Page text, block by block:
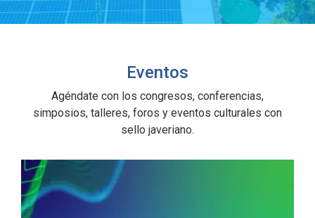
Eventos
Agéndate con los congresos, conferencias,
simposios, talleres, foros y eventos culturales con
sello javeriano.